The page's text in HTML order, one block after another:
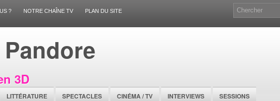
? NOTRE CHAÎNE TV PLAN DU SITE
3D
LITTÉRATURE SPECTACLES CINÉMA / TV INTERVIEWS SESSIONS